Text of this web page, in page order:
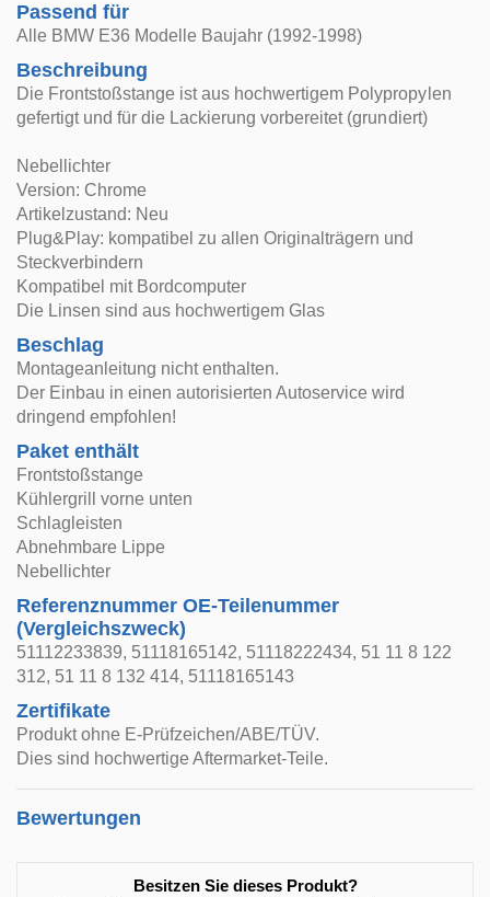
Passend für
Alle BMW E36 Modelle Baujahr (1992-1998)
Beschreibung
Die Frontstoßstange ist aus hochwertigem Polypropylen
gefertigt und für die Lackierung vorbereitet (grundiert)
Nebellichter
Version: Chrome
Artikelzustand: Neu
Plug&Play: kompatibel zu allen Originalträgern und
Steckverbindern
Kompatibel mit Bordcomputer
Die Linsen sind aus hochwertigem Glas
Beschlag
Montageanleitung nicht enthalten.
Der Einbau in einen autorisierten Autoservice wird
dringend empfohlen!
Paket enthält
Frontstoßstange
Kühlergrill vorne unten
Schlagleisten
Abnehmbare Lippe
Nebellichter
Referenznummer OE-Teilenummer
(Vergleichszweck)
51112233839, 51118165142, 51118222434, 51 11 8 122
312, 51 11 8 132 414, 51118165143
Zertifikate
Produkt ohne E-Prüfzeichen/ABE/TÜV.
Dies sind hochwertige Aftermarket-Teile.
Bewertungen
Besitzen Sie dieses Produkt?